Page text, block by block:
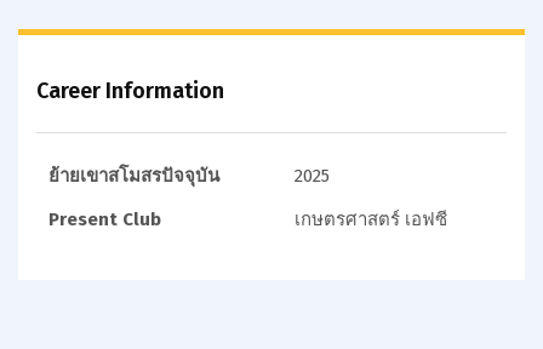
Career Information
ย้ายเขาสโมสรปัจจุบัน
2025
Present Club
เกษตรศาสตร์ เอฟซี